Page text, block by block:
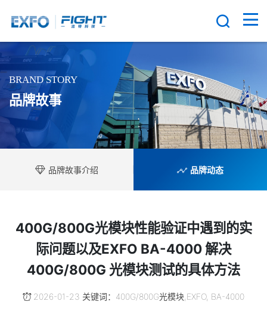
BRAND STORY
品牌故事
品牌故事介绍 品牌动态
400G/800G光模块性能验证中遇到的实
际问题以及EXFO BA-4000 解决
400G/800G 光模块测试的具体方法
2026-01-23 关键词：400G/800G光模块,EXFO, BA-4000